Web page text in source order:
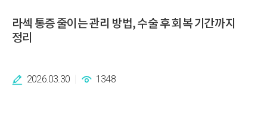
라섹 통증 줄이는 관리 방법, 수술 후 회복 기간까지
정리
2026.03.30 1348